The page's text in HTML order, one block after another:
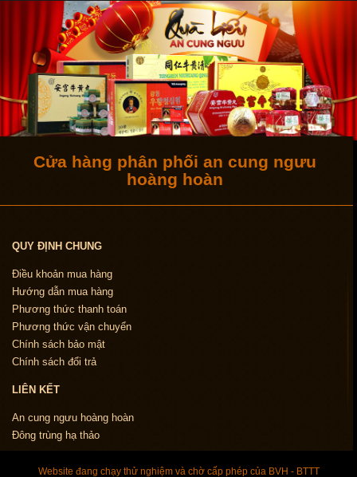
Cửa hàng phân phối an cung ngưu
hoàng hoàn
QUY ĐỊNH CHUNG
Điều khoản mua hàng
Hướng dẫn mua hàng
Phương thức thanh toán
Phương thức vận chuyển
Chính sách bảo mật
Chính sách đổi trả
LIÊN KẾT
An cung ngưu hoàng hoàn
Đông trùng hạ thảo
Website đang chạy thử nghiệm và chờ cấp phép của BVH - BTTT